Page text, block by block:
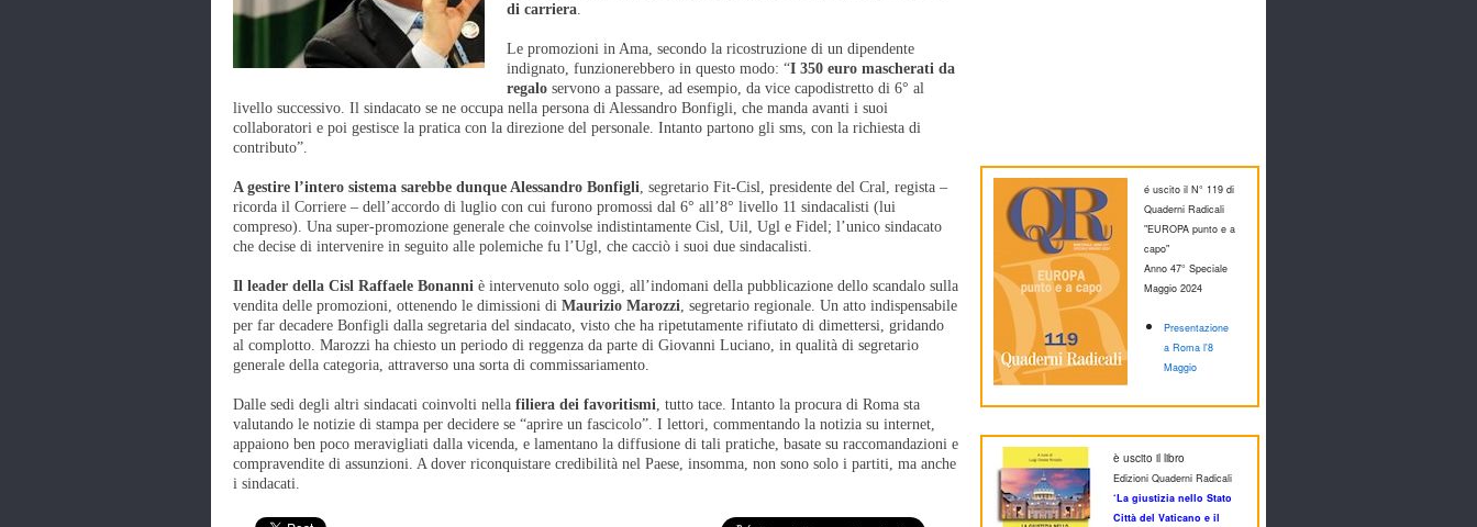
di carriera.
Le promozioni in Ama, secondo la ricostruzione di un dipendente
indignato, funzionerebbero in questo modo: “I 350 euro mascherati da
regalo servono a passare, ad esempio, da vice capodistretto di 6° al
livello successivo. Il sindacato se ne occupa nella persona di Alessandro Bonfigli, che manda avanti i suoi
collaboratori e poi gestisce la pratica con la direzione del personale. Intanto partono gli sms, con la richiesta di
contributo”.
A gestire l’intero sistema sarebbe dunque Alessandro Bonfigli, segretario Fit-Cisl, presidente del Cral, regista –
ricorda il Corriere – dell’accordo di luglio con cui furono promossi dal 6° all’8° livello 11 sindacalisti (lui
compreso). Una super-promozione generale che coinvolse indistintamente Cisl, Uil, Ugl e Fidel; l’unico sindacato
che decise di intervenire in seguito alle polemiche fu l’Ugl, che cacciò i suoi due sindacalisti.
Il leader della Cisl Raffaele Bonanni è intervenuto solo oggi, all’indomani della pubblicazione dello scandalo sulla
vendita delle promozioni, ottenendo le dimissioni di Maurizio Marozzi, segretario regionale. Un atto indispensabile
per far decadere Bonfigli dalla segretaria del sindacato, visto che ha ripetutamente rifiutato di dimettersi, gridando
al complotto. Marozzi ha chiesto un periodo di reggenza da parte di Giovanni Luciano, in qualità di segretario
generale della categoria, attraverso una sorta di commissariamento.
Dalle sedi degli altri sindacati coinvolti nella filiera dei favoritismi, tutto tace. Intanto la procura di Roma sta
valutando le notizie di stampa per decidere se “aprire un fascicolo”. I lettori, commentando la notizia su internet,
appaiono ben poco meravigliati dalla vicenda, e lamentano la diffusione di tali pratiche, basate su raccomandazioni e
compravendite di assunzioni. A dover riconquistare credibilità nel Paese, insomma, non sono solo i partiti, ma anche
i sindacati.
é uscito il N° 119 di
Quaderni Radicali
"EUROPA punto e a
capo"
Anno 47° Speciale
Maggio 2024
Presentazione
a Roma l'8
Maggio
è uscito il libro
Edizioni Quaderni Radicali
‘La giustizia nello Stato
Città del Vaticano e il